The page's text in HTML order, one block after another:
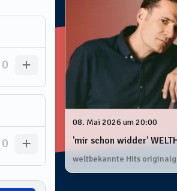
0
0
08. Mai 2026 um 20:00
'mir schon widder'
weltbekannte Hits